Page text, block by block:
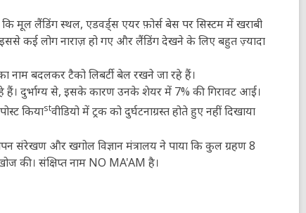
कि मूल लैंडिंग स्थल, एडवर्ड्स एयर फ़ोर्स बेस पर सिस्टम में खराबी
इससे कई लोग नाराज़ हो गए और लैंडिंग देखने के लिए बहुत ज़्यादा
नाम बदलकर टैको लिबर्टी बेल रखने जा रहे हैं।
हैं। दुर्भाग्य से, इसके कारण उनके शेयर में 7% की गिरावट आई।
कियाstवीडियो में ट्रक को दुर्घटनाग्रस्त होते हुए नहीं दिखाया
संरेखण और खगोल विज्ञान मंत्रालय ने पाया कि कुल ग्रहण 8
की। संक्षिप्त नाम NO MA'AM है।